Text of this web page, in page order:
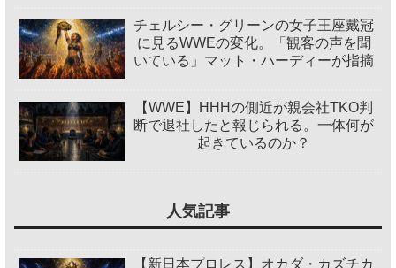
チェルシー・グリーンの女子王座戴冠
に見るWWEの変化。「観客の声を聞
いている」マット・ハーディーが指摘
【WWE】HHHの側近が親会社TKO判
断で退社したと報じられる。一体何が
起きているのか？
人気記事
【新日本プロレス】オカダ・カズチカ